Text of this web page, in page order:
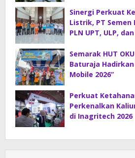
Sinergi Perkuat
Listrik, PT Semen
PLN UPT, ULP,
Semarak HUT
Baturaja Hadirkan
Mobile 2026”
Perkuat
Perkenalkan
di Inagritech 2026